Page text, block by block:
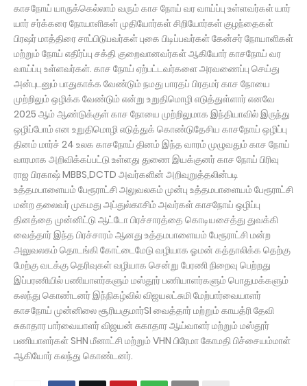
காசநோய் யாருக்கெல்லாம் வரும் காச நோய் வர வாய்ப்பு உள்ளவர்கள் யார்
யார் சர்க்கரை நோயாளிகள் முதியோர்கள் சிறியோர்கள் குழந்தைகள்
பிரஷர் மாத்திரை சாப்பிடுபவர்கள் புகை பிடிப்பவர்கள் கேன்சர் நோயாளிகள்
மற்றும் நோய் எதிர்ப்பு சக்தி குறைவானவர்கள் ஆகியோர் காசநோய் வர
வாய்ப்பு உள்ளவர்கள். காச நோய் ஏற்பட்டவர்களை அரவணைப்பு செய்து
அன்புடனும் பாதுகாக்க வேண்டும் நமது பாரதப் பிரதமர் காச நோயை
முற்றிலும் ஒழிக்க வேண்டும் என்று உறுதிமொழி எடுத்துள்ளார் எனவே
2025 ஆம் ஆண்டுக்குள் காச நோயை முற்றிலுமாக இந்தியாவில் இருந்து
ஒழிப்போம் என உறுதிமொழி எடுத்துக் கொண்டுதேசிய காசநோய் ஒழிப்பு
தினம் மார்ச் 24 உலக காசநோய் தினம் இந்த வாரம் முழுவதும் காச நோய்
வாரமாக அறிவிக்கப்பட்டு உள்ளது துணை இயக்குனர் காச நோய் பிரிவு
ராஜ பிரகாஷ் MBBS,DCTD அவர்களின் அறிவுறுத்தலின்படி
உத்தமபாளையம் பேரூராட்சி அலுவலகம் முன்பு உத்தமபாளையம் பேரூராட்சி
மன்ற தலைவர் முகமது அப்துல்காசிம் அவர்கள் காசநோய் ஒழிப்பு
தினத்தை முன்னிட்டு ஆட்டோ பிரச்சாரத்தை கொடியசைத்து துவக்கி
வைத்தார் இந்த பிரச்சாரம் ஆனது உத்தமபாளையம் பேரூராட்சி மன்ற
அலுவலகம் தொடங்கி கோட்டைமேடு வழியாக ஓமன் கத்தாலிக்க தெற்கு
மேற்கு வடக்கு தெரிவுகள் வழியாக சென்று பேரணி நிறைவு பெற்றது
இப்பரணியில் பணியாளர்களும் மஸ்தூர் பணியாளர்களும் பொதுமக்களும்
கலந்து கொண்டனர் இந்நிகழ்வில் விஜயலட்சுமி மேற்பார்வையாளர்
காசநோய் முன்னிலை சூரியகுமார்SI வைத்தார் மற்றும் காயத்ரி தேவி
சுகாதார பார்வையாளர் விஜயன் சுகாதார ஆய்வாளர் மற்றும் மஸ்தூர்
பணியாளர்கள் SHN மீனாட்சி மற்றும் VHN பிரேமா கோமதி பிச்சையம்மாள்
ஆகியோர் கலந்து கொண்டனர்.